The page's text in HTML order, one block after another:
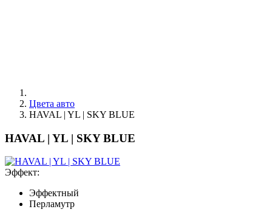
Цвета авто
HAVAL | YL | SKY BLUE
HAVAL | YL | SKY BLUE
Эффект:
Эффектный
Перламутр